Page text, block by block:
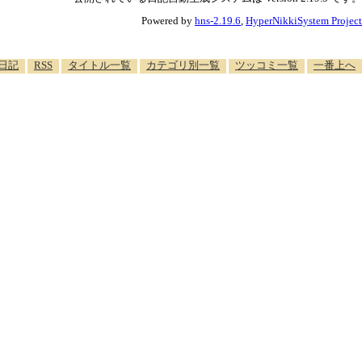
Powered by hns-2.19.6 HyperNikkiSystem Project
記 RSS タイトル一覧 カテゴリ別一覧 ツッコミ一覧 一番上へ